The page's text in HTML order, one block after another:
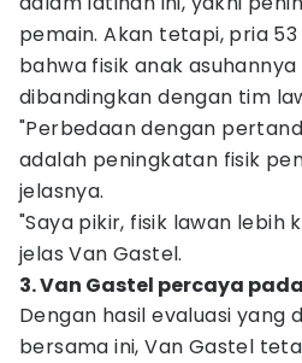
pemain. Akan tetapi, pria
bahwa fisik anak
dibandingkan dengan tim
"Perbedaan dengan
adalah peningkatan fisik
jelasnya.
"Saya pikir, fisik lawan lebih
jelas Van Gastel.
3. Van Gastel percaya
Dengan hasil evaluasi yang
bersama ini, Van Gastel